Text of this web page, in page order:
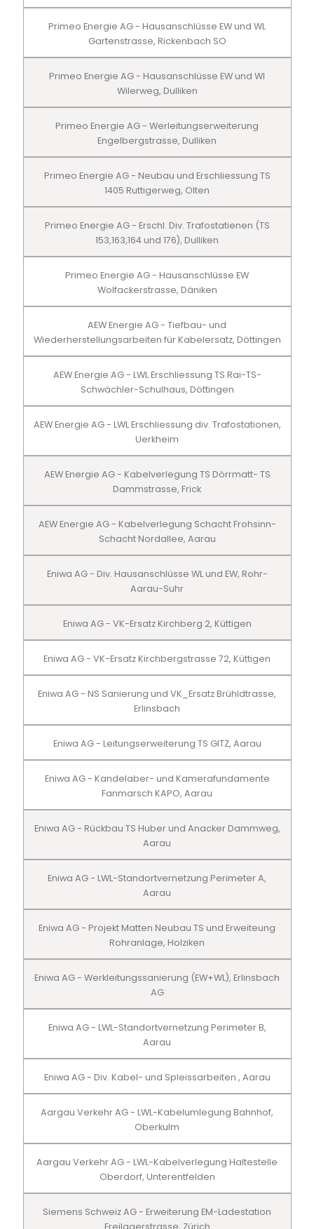
Primeo Energie AG - Hausanschlüsse EW und WL
Gartenstrasse, Rickenbach SO
Primeo Energie AG - Hausanschlüsse EW und Wl
Wilerweg, Dulliken
Primeo Energie AG - Werleitungserweiterung
Engelbergstrasse, Dulliken
Primeo Energie AG - Neubau und Erschliessung TS
1405 Ruttigerweg, Olten
Primeo Energie AG - Erschl. Div. Trafostatienen (TS
153,163,164 und 176), Dulliken
Primeo Energie AG - Hausanschlüsse EW
Wolfackerstrasse, Däniken
AEW Energie AG - Tiefbau- und
Wiederherstellungsarbeiten für Kabelersatz, Döttingen
AEW Energie AG - LWL Erschliessung TS Rai-TS-
Schwächler-Schulhaus, Döttingen
AEW Energie AG - LWL Erschliessung div. Trafostationen,
Uerkheim
AEW Energie AG - Kabelverlegung TS Dörrmatt- TS
Dammstrasse, Frick
AEW Energie AG - Kabelverlegung Schacht Frohsinn-
Schacht Nordallee, Aarau
Eniwa AG - Div. Hausanschlüsse WL und EW, Rohr-
Aarau-Suhr
Eniwa AG - VK-Ersatz Kirchberg 2, Küttigen
Eniwa AG - VK-Ersatz Kirchbergstrasse 72, Küttigen
Eniwa AG - NS Sanierung und VK_Ersatz Brühldtrasse,
Erlinsbach
Eniwa AG - Leitungserweiterung TS GITZ, Aarau
Eniwa AG - Kandelaber- und Kamerafundamente
Fanmarsch KAPO, Aarau
Eniwa AG - Rückbau TS Huber und Anacker Dammweg,
Aarau
Eniwa AG - LWL-Standortvernetzung Perimeter A,
Aarau
Eniwa AG - Projekt Matten Neubau TS und Erweiteung
Rohranlage, Holziken
Eniwa AG - Werkleitungssanierung (EW+WL), Erlinsbach
AG
Eniwa AG - LWL-Standortvernetzung Perimeter B,
Aarau
Eniwa AG - Div. Kabel- und Spleissarbeiten , Aarau
Aargau Verkehr AG - LWL-Kabelumlegung Bahnhof,
Oberkulm
Aargau Verkehr AG - LWL-Kabelverlegung Haltestelle
Oberdorf, Unterentfelden
Siemens Schweiz AG - Erweiterung EM-Ladestation
Freilagerstrasse, Zürich